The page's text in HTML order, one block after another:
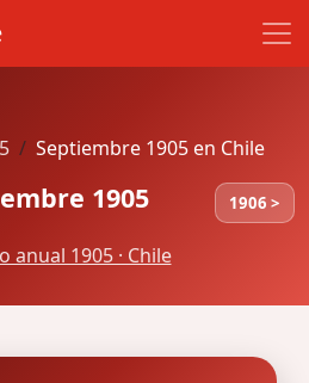
Septiembre 1905 en Chile
1905 1906 >
anual 1905 · Chile